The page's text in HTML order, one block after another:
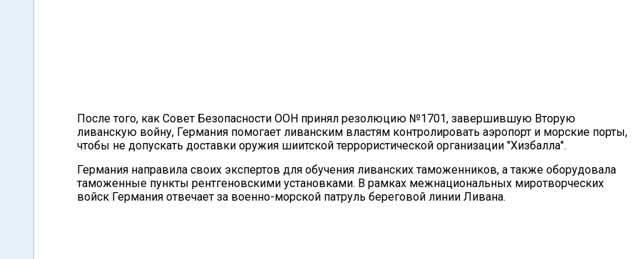
После того, как Совет Безопасности ООН принял резолюцию №1701, завершившую Вторую
ливанскую войну, Германия помогает ливанским властям контролировать аэропорт и морские порты,
чтобы не допускать доставки оружия шиитской террористической организации "Хизбалла".
Германия направила своих экспертов для обучения ливанских таможенников, а также оборудовала
таможенные пункты рентгеновскими установками. В рамках межнациональных миротворческих
войск Германия отвечает за военно-морской патруль береговой линии Ливана.